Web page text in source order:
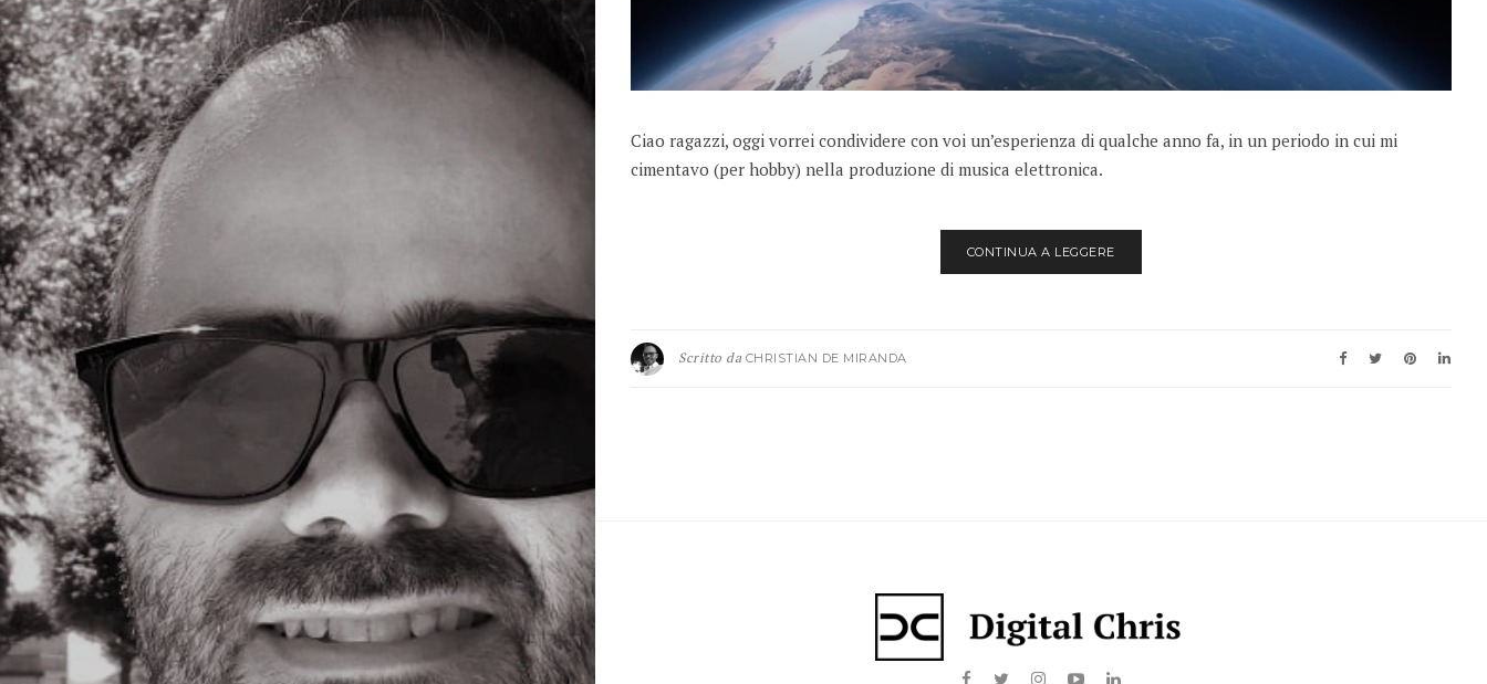
Ciao ragazzi, oggi vorrei condividere con voi un’esperienza di qualche anno fa, in un periodo in cui mi
cimentavo (per hobby) nella produzione di musica elettronica.
CONTINUA A LEGGERE
Scritto da CHRISTIAN DE MIRANDA